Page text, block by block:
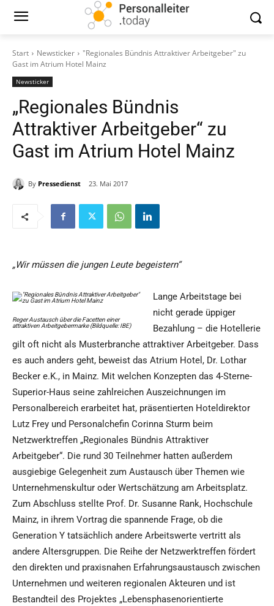
Start Newsticker
"Regionales Bündnis Attraktiver Arbeitgeber" zu
Gast im Atrium Hotel Mainz
Newsticker
„Regionales Bündnis
Attraktiver Arbeitgeber“ zu
Gast im Atrium Hotel Mainz
By Pressedienst 23. Mai 2017
„Wir müssen die jungen Leute begeistern“
Reger Austausch über die Facetten einer
attraktiven Arbeitgebermarke (Bildquelle: IBE)
Lange Arbeitstage bei
nicht gerade üppiger
Bezahlung – die Hotellerie
gilt oft nicht als Musterbranche attraktiver Arbeitgeber. Dass
es auch anders geht, beweist das Atrium Hotel, Dr. Lothar
Becker e.K., in Mainz. Mit welchen Konzepten das 4-Sterne-
Superior-Haus seine zahlreichen Auszeichnungen im
Personalbereich erarbeitet hat, präsentierten Hoteldirektor
Lutz Frey und Personalchefin Corinna Sturm beim
Netzwerktreffen „Regionales Bündnis Attraktiver
Arbeitgeber“. Die rund 30 Teilnehmer hatten außerdem
ausgiebige Gelegenheit zum Austausch über Themen wie
Unternehmenskultur oder Wertschätzung am Arbeitsplatz.
Zum Abschluss stellte Prof. Dr. Susanne Rank, Hochschule
Mainz, in ihrem Vortrag die spannende Frage, ob die
Generation Y tatsächlich andere Arbeitswerte vertritt als
andere Altersgruppen. Die Reihe der Netzwerktreffen fördert
den direkten und praxisnahen Erfahrungsaustausch zwischen
Unternehmen und weiteren regionalen Akteuren und ist
Bestandteil des Projektes „Lebensphasenorientierte